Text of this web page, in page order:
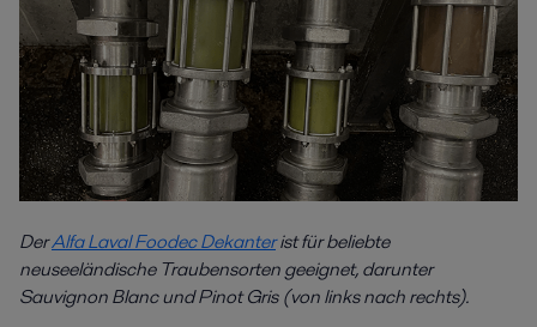
DerAlfa Laval Foodec Dekanterist für beliebte
neuseeländische Traubensorten geeignet, darunter
Sauvignon Blanc und Pinot Gris (von links nach rechts).